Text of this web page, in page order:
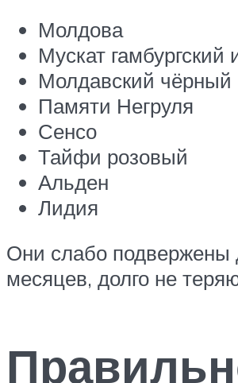
Молдова
Мускат гамбургский
Молдавский чёрный
Памяти Негруля
Сенсо
Тайфи розовый
Альден
Лидия
Они слабо подвержены
месяцев, долго не